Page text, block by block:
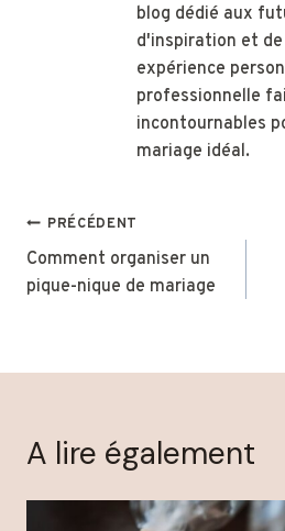
blog dédié aux
d'inspiration et
expérience
professionnelle
incontournables
mariage idéal.
Navigation
de
l’article
PRÉCÉDENT
Comment organiser un
pique-nique de mariage
A lire également